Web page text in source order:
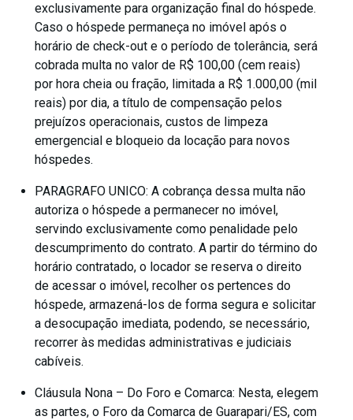
exclusivamente para organização final do hóspede.
Caso o hóspede permaneça no imóvel após o
horário de check-out e o período de tolerância, será
cobrada multa no valor de R$ 100,00 (cem reais)
por hora cheia ou fração, limitada a R$ 1.000,00 (mil
reais) por dia, a título de compensação pelos
prejuízos operacionais, custos de limpeza
emergencial e bloqueio da locação para novos
hóspedes.
PARAGRAFO UNICO: A cobrança dessa multa não
autoriza o hóspede a permanecer no imóvel,
servindo exclusivamente como penalidade pelo
descumprimento do contrato. A partir do término do
horário contratado, o locador se reserva o direito
de acessar o imóvel, recolher os pertences do
hóspede, armazená-los de forma segura e solicitar
a desocupação imediata, podendo, se necessário,
recorrer às medidas administrativas e judiciais
cabíveis.
Cláusula Nona – Do Foro e Comarca: Nesta, elegem
as partes, o Foro da Comarca de Guarapari/ES, com